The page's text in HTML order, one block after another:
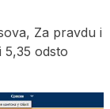
Za pravdu i
5,35 odsto